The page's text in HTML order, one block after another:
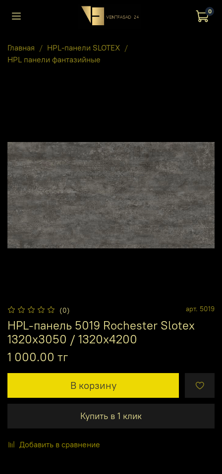
0
Главная
HPL-панели SLOTEX
HPL панели фантазийные
(0) арт. 5019
HPL-панель 5019 Rochester Slotex
1320х3050 / 1320х4200
1 000.00 тг
В корзину
Купить в 1 клик
Добавить в сравнение